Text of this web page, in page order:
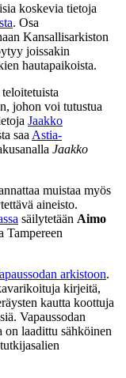
koskevia tietoja
. Osa
Kansallisarkiston
joissakin
hautapaikoista.
johon voi tutustua
Jaakko
saa Astia-
Jaakko
muistaa myös
aineisto.
säilytetään Aimo
Tampereen
arkistoon.
kirjeitä,
kautta koottuja
Vapaussodan
laadittu sähköinen